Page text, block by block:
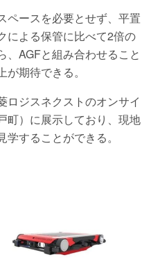
ペースを必要とせず、平置
による保管に比べて2倍の
、AGFと組み合わせること
期待できる。
ロジスネクストのオンサイ
町）に展示しており、現地
することができる。